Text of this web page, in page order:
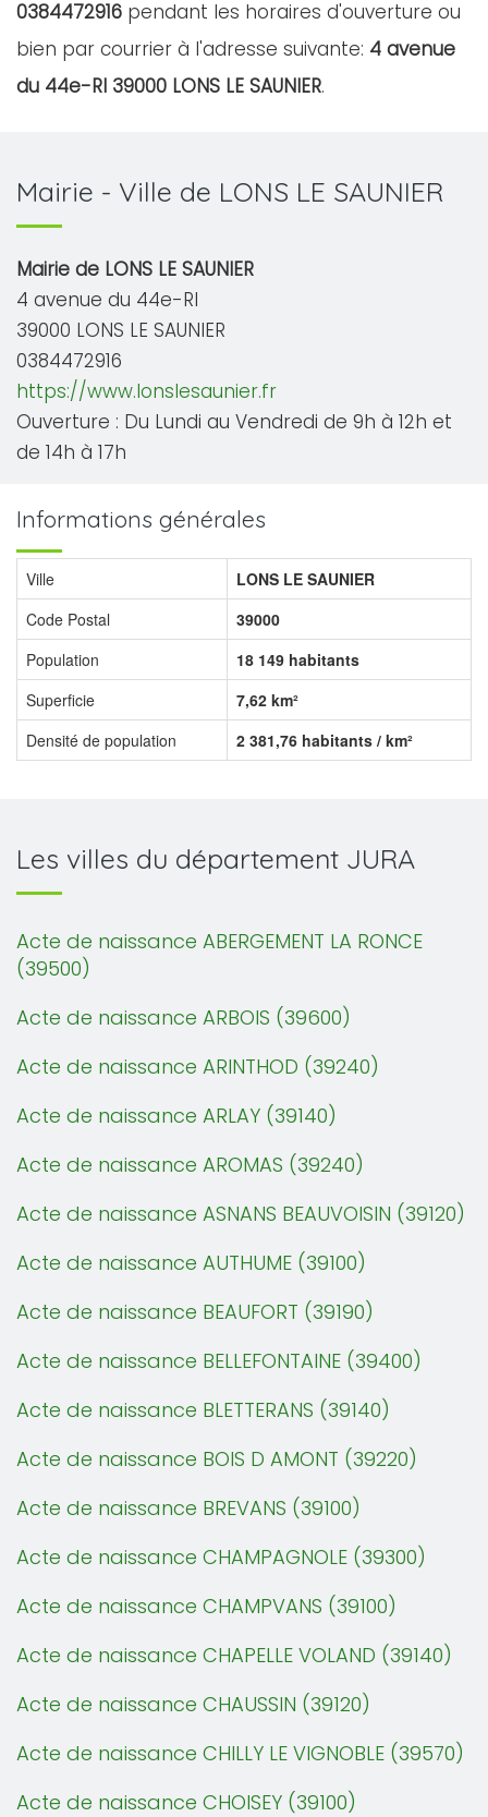
0384472916 pendant les horaires d'ouverture ou
bien par courrier à l'adresse suivante: 4 avenue
du 44e-RI 39000 LONS LE SAUNIER.
Mairie - Ville de LONS LE SAUNIER
Mairie de LONS LE SAUNIER
4 avenue du 44e-RI
39000 LONS LE SAUNIER
0384472916
https://www.lonslesaunier.fr
Ouverture : Du Lundi au Vendredi de 9h à 12h et
de 14h à 17h
Informations générales
Ville
LONS LE SAUNIER
Code Postal
39000
Population
18 149 habitants
Superficie
7,62 km²
Densité de population
2 381,76 habitants / km²
Les villes du département JURA
Acte de naissance ABERGEMENT LA RONCE
(39500)
Acte de naissance ARBOIS (39600)
Acte de naissance ARINTHOD (39240)
Acte de naissance ARLAY (39140)
Acte de naissance AROMAS (39240)
Acte de naissance ASNANS BEAUVOISIN (39120)
Acte de naissance AUTHUME (39100)
Acte de naissance BEAUFORT (39190)
Acte de naissance BELLEFONTAINE (39400)
Acte de naissance BLETTERANS (39140)
Acte de naissance BOIS D AMONT (39220)
Acte de naissance BREVANS (39100)
Acte de naissance CHAMPAGNOLE (39300)
Acte de naissance CHAMPVANS (39100)
Acte de naissance CHAPELLE VOLAND (39140)
Acte de naissance CHAUSSIN (39120)
Acte de naissance CHILLY LE VIGNOBLE (39570)
Acte de naissance CHOISEY (39100)